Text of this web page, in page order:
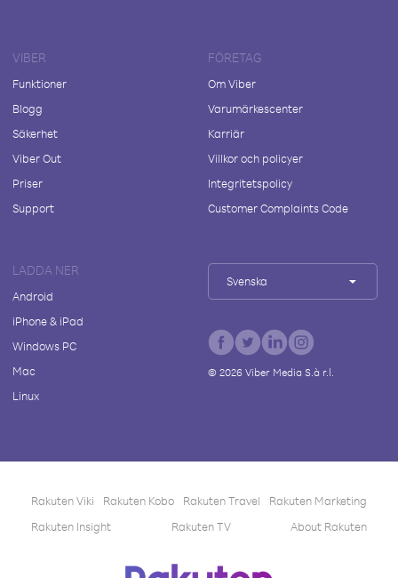
VIBER
Funktioner
Blogg
Säkerhet
Viber Out
Priser
Support
FÖRETAG
Om Viber
Varumärkescenter
Karriär
Villkor och policyer
Integritetspolicy
Customer Complaints Code
LADDA NER
Android
iPhone & iPad
Windows PC
Mac
Linux
Svenska
© 2026Viber Media S.à r.l.
Rakuten Viki Rakuten Kobo Rakuten Travel
Rakuten Marketing
Rakuten Insight
Rakuten TV About Rakuten